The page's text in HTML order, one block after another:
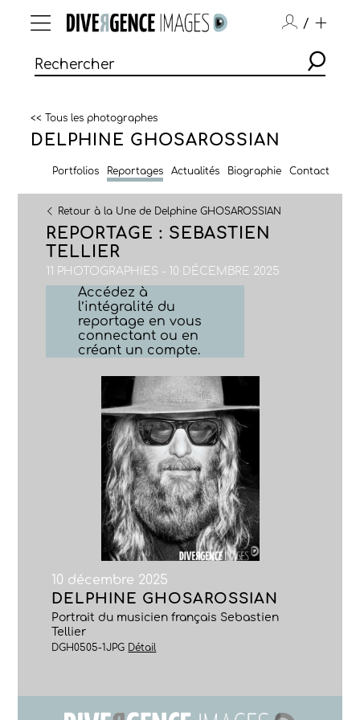
/
<< Tous les photographes
DELPHINE GHOSAROSSIAN
Portfolios Reportages Actualités Biographie Contact
Retour à la Une de Delphine GHOSAROSSIAN
REPORTAGE : SEBASTIEN
TELLIER
11 PHOTOGRAPHIES - 10 DÉCEMBRE 2025
Accédez à
l’intégralité du
reportage en vous
connectant ou en
créant un compte.
10 décembre 2025
DELPHINE GHOSAROSSIAN
Portrait du musicien français Sebastien
Tellier
DGH0505-1JPG Détail